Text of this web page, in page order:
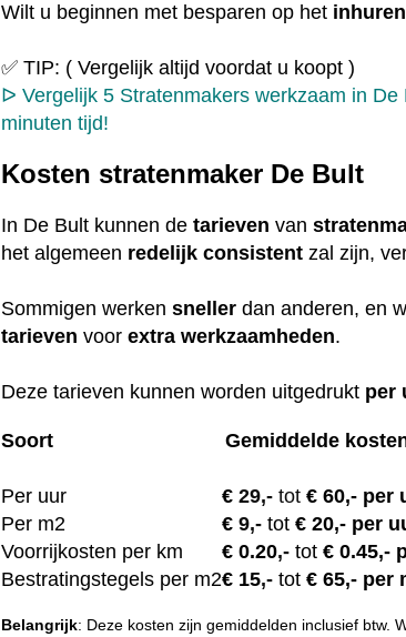
Wilt u beginnen met besparen op het inhuren
✅ TIP: ( Vergelijk altijd voordat u koopt )
ᐅ Vergelijk 5 Stratenmakers werkzaam in
minuten tijd!
Kosten stratenmaker De Bult
In De Bult kunnen detarieven van
het algemeen redelijk consistent zal zijn,
Sommigen werkensneller dan anderen, en
tarieven voorextra werkzaamheden.
Deze tarieven kunnen worden uitgedrukt per
Soort Gemiddelde
Per uur €29,- tot € 60,- per
Per m2
€9,- tot€ 20,- per
Voorrijkosten per km
€ 0.20,- tot€ 0.45,-
Bestratingstegels per m2€ 15,- tot€ 65,- per
Belangrijk: Deze kosten zijn gemiddelden inclusief btw.